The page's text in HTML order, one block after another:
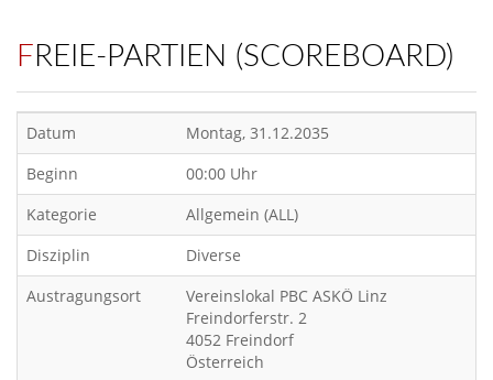
FREIE-PARTIEN (SCOREBOARD)
Datum
Montag, 31.12.2035
Beginn
00:00 Uhr
Kategorie
Allgemein (ALL)
Disziplin
Diverse
Austragungsort
Vereinslokal PBC ASKÖ Linz
Freindorferstr. 2
4052 Freindorf
Österreich